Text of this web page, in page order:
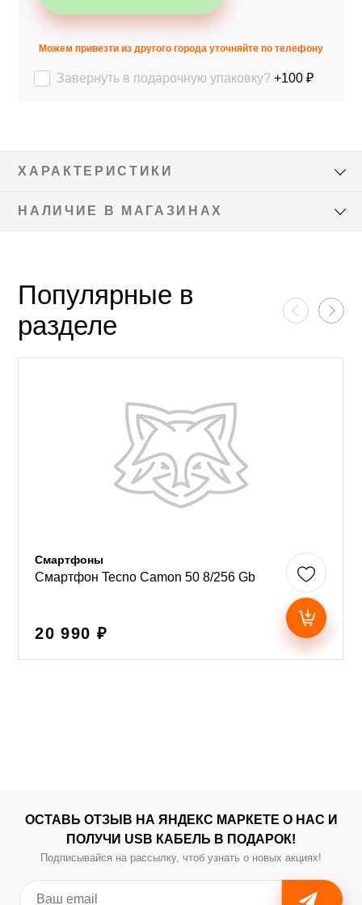
Можем привезти из другого города уточняйте по телефону
Завернуть в подарочную упаковку? +100 ₽
ХАРАКТЕРИСТИКИ
НАЛИЧИЕ В МАГАЗИНАХ
Популярные в
разделе
Смартфоны
Смартфон Tecno Camon 50 8/256 Gb
20 990 ₽
ОСТАВЬ ОТЗЫВ НА ЯНДЕКС МАРКЕТЕ О НАС И
ПОЛУЧИ USB КАБЕЛЬ В ПОДАРОК!
Подписывайся на рассылку, чтоб узнать о новых акциях!